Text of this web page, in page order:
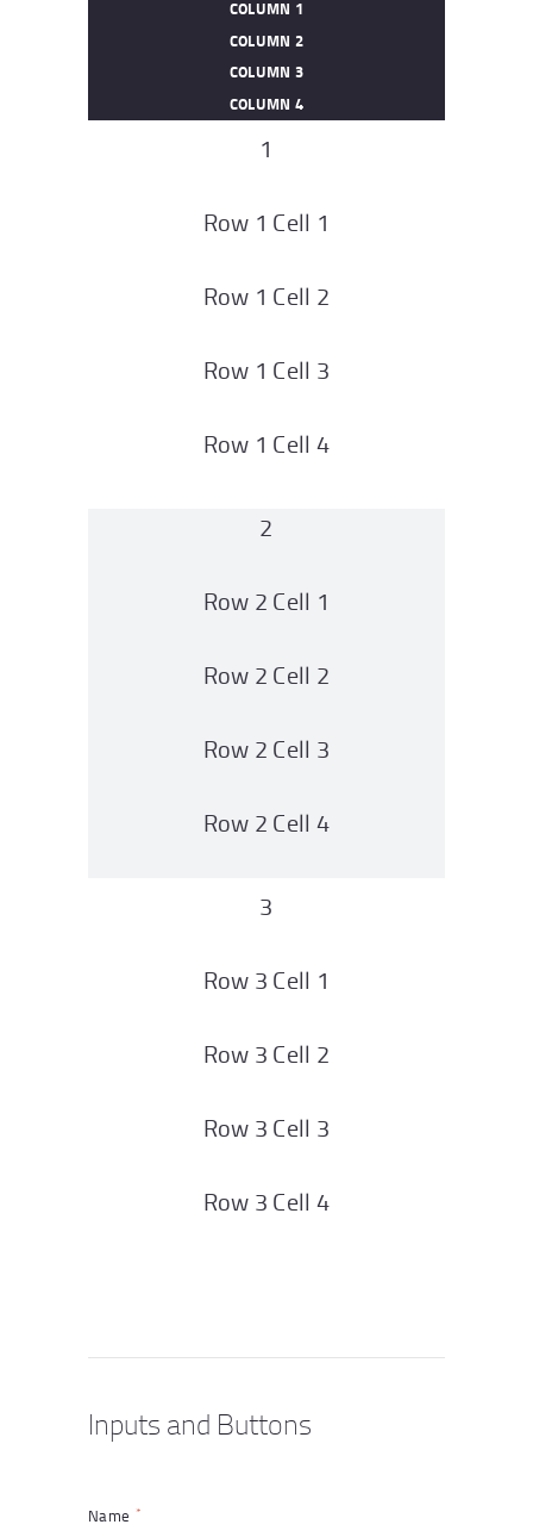
COLUMN 1
COLUMN 2
COLUMN 3
COLUMN 4
1
Row 1 Cell 1
Row 1 Cell 2
Row 1 Cell 3
Row 1 Cell 4
2
Row 2 Cell 1
Row 2 Cell 2
Row 2 Cell 3
Row 2 Cell 4
3
Row 3 Cell 1
Row 3 Cell 2
Row 3 Cell 3
Row 3 Cell 4
Inputs and Buttons
Name